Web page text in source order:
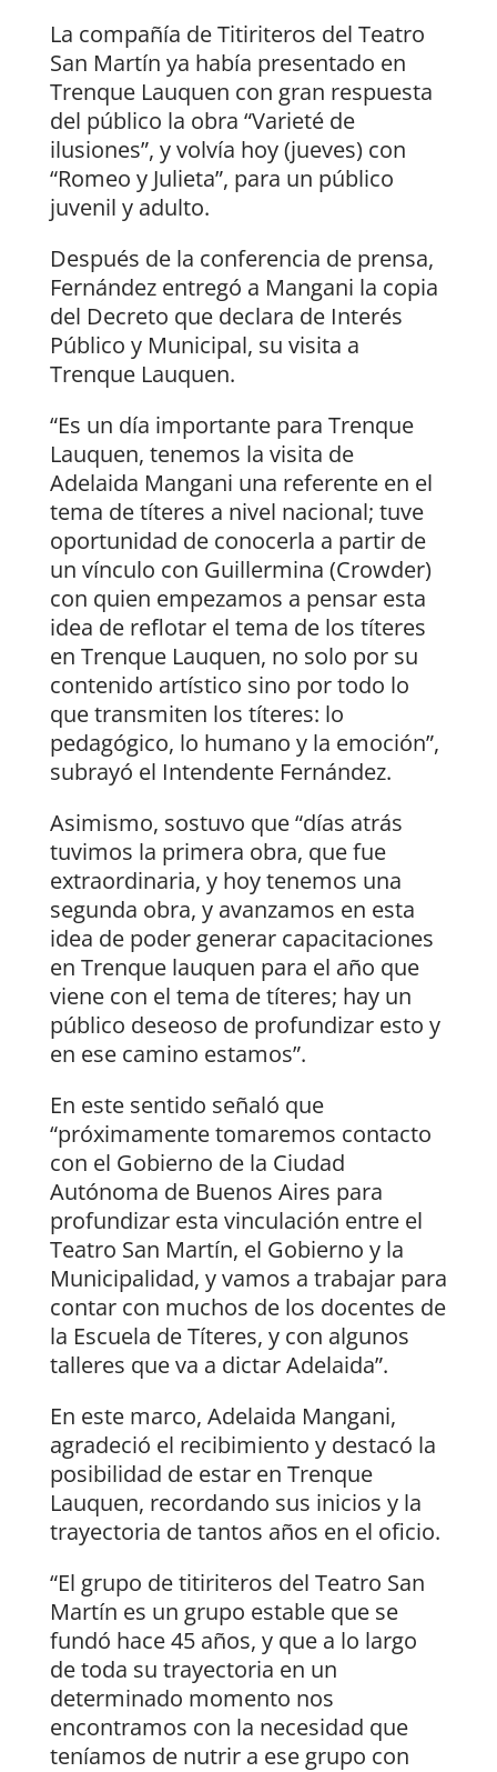
La compañía de Titiriteros del Teatro
San Martín ya había presentado en
Trenque Lauquen con gran respuesta
del público la obra “Varieté de
ilusiones”, y volvía hoy (jueves) con
“Romeo y Julieta”, para un público
juvenil y adulto.
Después de la conferencia de prensa,
Fernández entregó a Mangani la copia
del Decreto que declara de Interés
Público y Municipal, su visita a
Trenque Lauquen.
“Es un día importante para Trenque
Lauquen, tenemos la visita de
Adelaida Mangani una referente en el
tema de títeres a nivel nacional; tuve
oportunidad de conocerla a partir de
un vínculo con Guillermina (Crowder)
con quien empezamos a pensar esta
idea de reflotar el tema de los títeres
en Trenque Lauquen, no solo por su
contenido artístico sino por todo lo
que transmiten los títeres: lo
pedagógico, lo humano y la emoción”,
subrayó el Intendente Fernández.
Asimismo, sostuvo que “días atrás
tuvimos la primera obra, que fue
extraordinaria, y hoy tenemos una
segunda obra, y avanzamos en esta
idea de poder generar capacitaciones
en Trenque lauquen para el año que
viene con el tema de títeres; hay un
público deseoso de profundizar esto y
en ese camino estamos”.
En este sentido señaló que
“próximamente tomaremos contacto
con el Gobierno de la Ciudad
Autónoma de Buenos Aires para
profundizar esta vinculación entre el
Teatro San Martín, el Gobierno y la
Municipalidad, y vamos a trabajar para
contar con muchos de los docentes de
la Escuela de Títeres, y con algunos
talleres que va a dictar Adelaida”.
En este marco, Adelaida Mangani,
agradeció el recibimiento y destacó la
posibilidad de estar en Trenque
Lauquen, recordando sus inicios y la
trayectoria de tantos años en el oficio.
“El grupo de titiriteros del Teatro San
Martín es un grupo estable que se
fundó hace 45 años, y que a lo largo
de toda su trayectoria en un
determinado momento nos
encontramos con la necesidad que
teníamos de nutrir a ese grupo con